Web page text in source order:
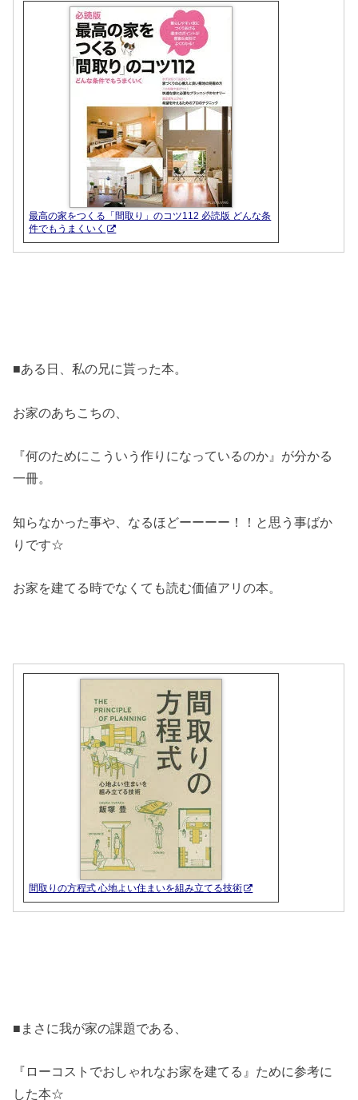
最高の家をつくる「間取り」のコツ112 必読版 どんな条
件でもうまくいく
■ある日、私の兄に貰った本。
お家のあちこちの、
『何のためにこういう作りになっているのか』が分かる
一冊。
知らなかった事や、なるほどーーーー！！と思う事ばか
りです☆
お家を建てる時でなくても読む価値アリの本。
間取りの方程式 心地よい住まいを組み立てる技術
■まさに我が家の課題である、
『ローコストでおしゃれなお家を建てる』ために参考に
した本☆